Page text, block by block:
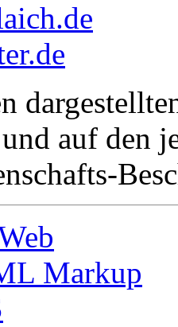
und auf den
Markup